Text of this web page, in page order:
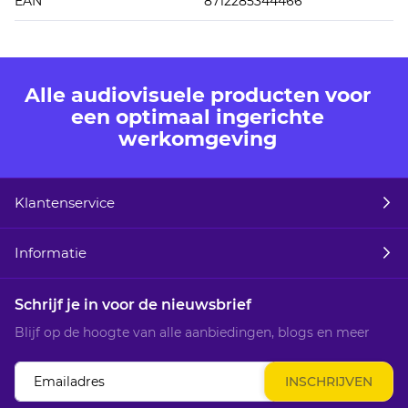
Alle audiovisuele producten voor
een optimaal ingerichte
werkomgeving
Klantenservice
Informatie
Schrijf je in voor de nieuwsbrief
Blijf op de hoogte van alle aanbiedingen, blogs en meer
Abonneer
u
INSCHRIJVEN